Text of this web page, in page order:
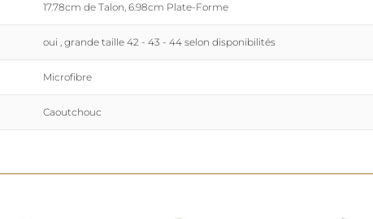
17.78cm de Talon, 6.98cm Plate-Forme
oui , grande taille 42 - 43 - 44 selon disponibilités
Microfibre
Caoutchouc